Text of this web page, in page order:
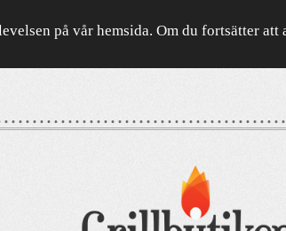
på vår hemsida. Om du fortsätter